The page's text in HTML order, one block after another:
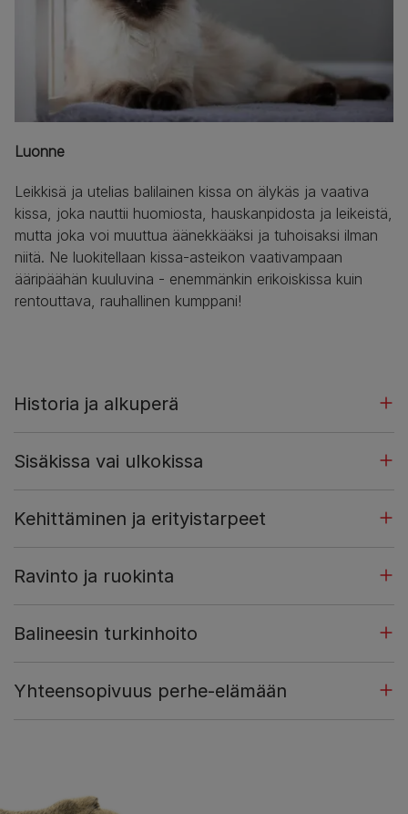
Luonne
Leikkisä ja utelias balilainen kissa on älykäs ja vaativa
kissa, joka nauttii huomiosta, hauskanpidosta ja leikeistä,
mutta joka voi muuttua äänekkääksi ja tuhoisaksi ilman
niitä. Ne luokitellaan kissa-asteikon vaativampaan
ääripäähän kuuluvina - enemmänkin erikoiskissa kuin
rentouttava, rauhallinen kumppani!
Historia ja alkuperä
Sisäkissa vai ulkokissa
Kehittäminen ja erityistarpeet
Ravinto ja ruokinta
Balineesin turkinhoito
Yhteensopivuus perhe-elämään